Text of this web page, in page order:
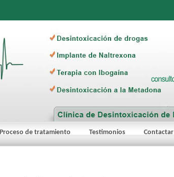
Proceso de tratamiento Testimonios Contactar